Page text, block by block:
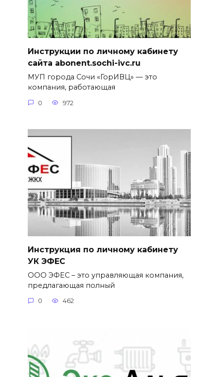
Инструкции по личному кабинету
сайта abonent.sochi-ivc.ru
МУП города Сочи «ГорИВЦ» — это
компания, работающая
0 972
Инструкция по личному кабинету
УК ЭФЕС
ООО ЭФЕС – это управляющая компания,
предлагающая полный
0 462